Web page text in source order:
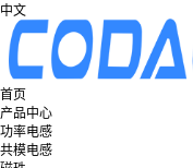
中文
首页
产品中心
功率电感
共模电感